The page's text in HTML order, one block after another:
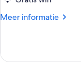
laden
Meer informatie
Meer
kamer,